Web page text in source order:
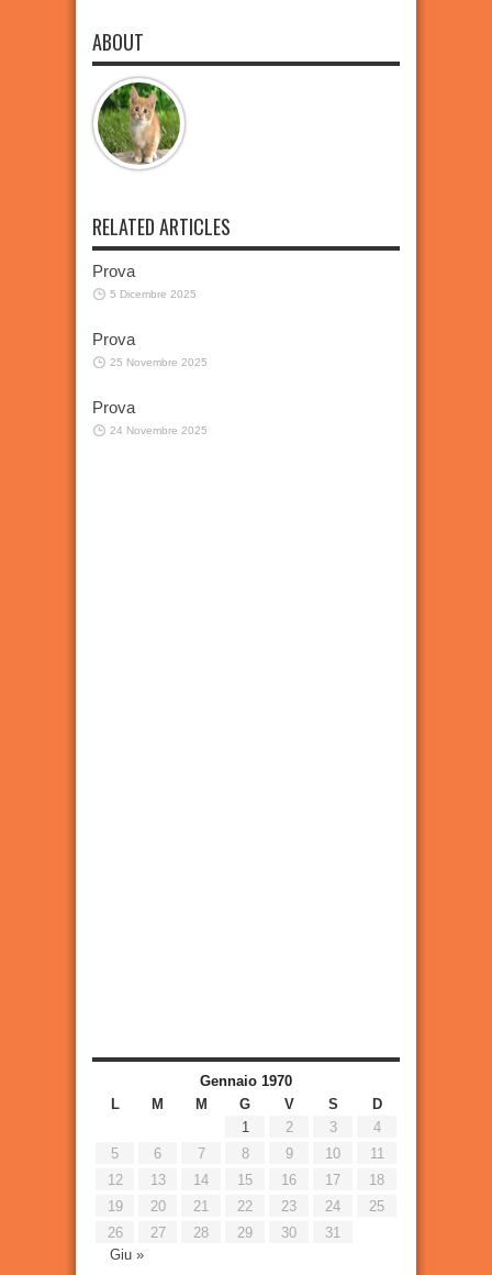
ABOUT
RELATED ARTICLES
Prova
5 Dicembre 2025
Prova
25 Novembre 2025
Prova
24 Novembre 2025
Gennaio 1970
L
M M G V S
D
1
2 3
4
5
6 7 8 9 10
11
12
13 14 15 16 17
18
19
20 21 22 23 24
25
26
27 28 29 30
31
Giu »